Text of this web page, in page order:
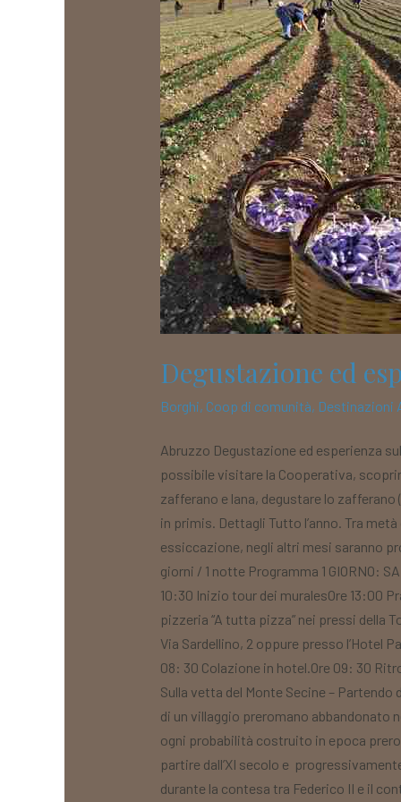
Degustazione ed
Borghi, Coop di comunità, Destinazioni
Abruzzo Degustazione ed esperienza
possibile visitare la Cooperativa,
zafferano e lana, degustare lo
in primis. Dettagli Tutto l’anno. Tra
essiccazione, negli altri mesi saranno
giorni / 1 notte Programma 1 GIORNO:
10:30 Inizio tour dei muralesOre 13:00
pizzeria “A tutta pizza” nei pressi della
Via Sardellino, 2 oppure presso l’Hotel
08: 30 Colazione in hotel.Ore 09: 30
Sulla vetta del Monte Secine –
di un villaggio preromano abbandonato
ogni probabilità costruito in epoca
partire dall’XI secolo e
durante la contesa tra Federico II e il
DOP